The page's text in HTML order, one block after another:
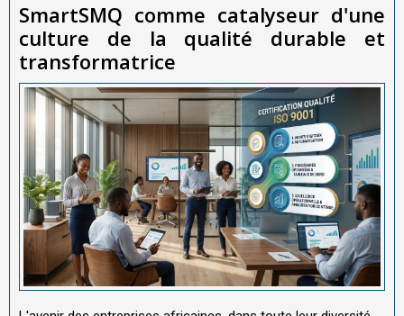
SmartSMQ comme catalyseur d'une
culture de la qualité durable et
transformatrice